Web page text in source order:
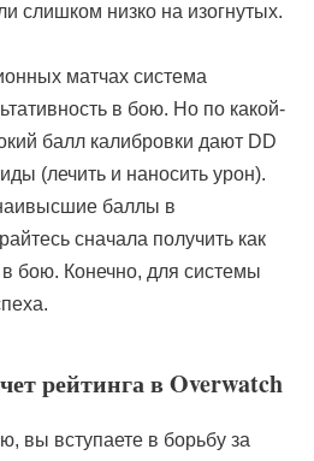
слишком низко на изогнутых.
матчах система
в бою. Но по какой-
балл калибровки дают DD
(лечить и наносить урон).
баллы в
сначала получить как
бою. Конечно, для системы
рейтинга в Overwatch
вы вступаете в борьбу за